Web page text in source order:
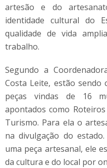
artesão e do
identidade cultural do
qualidade de vida
trabalho.
Segundo a
Costa Leite, estão sendo
peças vindas de 16
apontados como
Turismo. Para ela o
na divulgação do
uma peça artesanal, ele
da cultura e do local por